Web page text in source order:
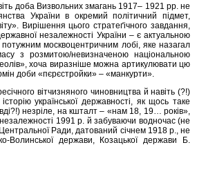
доба Визвольних змагань 1917– 1921 рр. не
України в окремий політичний підмет,
Вирішення цього стратеґічного завдання,
незалежності України – є актуальною
потужним москвоцентричним лобі, яке назагал
з розмитою/невизначеною національною
хоча виразніше можна артикулювати цю
доби «пєрєстройки» – «манкурти».
вітчизняного чиновництва й навіть (?!)
української державності, як щось таке
незріле, на кшталт – «нам 18, 19… років»,
1991 р. й забуваючи водночас (не
Ради, датований січнем 1918 р., не
Волинської держави, Козацької держави Б.